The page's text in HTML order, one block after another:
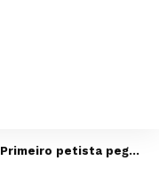
Primeiro petista pego pela Lava-Jato passa sufoco com Covid-19 no hospital